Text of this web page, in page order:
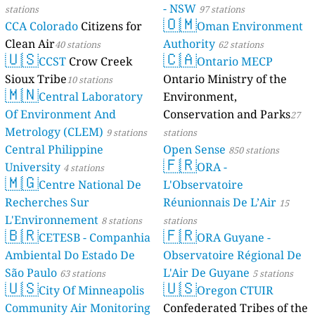
stations
CCA Colorado Citizens for
Clean Air40 stations
🇺🇸CCST Crow Creek
Sioux Tribe10 stations
🇲🇳Central Laboratory
Of Environment And
Metrology (CLEM) 9 stations
Central Philippine
University 4 stations
🇲🇬Centre National De
Recherches Sur
L'Environnement 8 stations
🇧🇷CETESB - Companhia
Ambiental Do Estado De
São Paulo 63 stations
🇺🇸City Of Minneapolis
Community Air Monitoring
- NSW 97 stations
🇴🇲Oman Environment
Authority 62 stations
🇨🇦Ontario MECP
Ontario Ministry of the
Environment,
Conservation and Parks27
stations
Open Sense 850 stations
🇫🇷ORA -
L'Observatoire
Réunionnais De L’Air 15
stations
🇫🇷ORA Guyane -
Observatoire Régional De
L'Air De Guyane 5 stations
🇺🇸Oregon CTUIR
Confederated Tribes of the